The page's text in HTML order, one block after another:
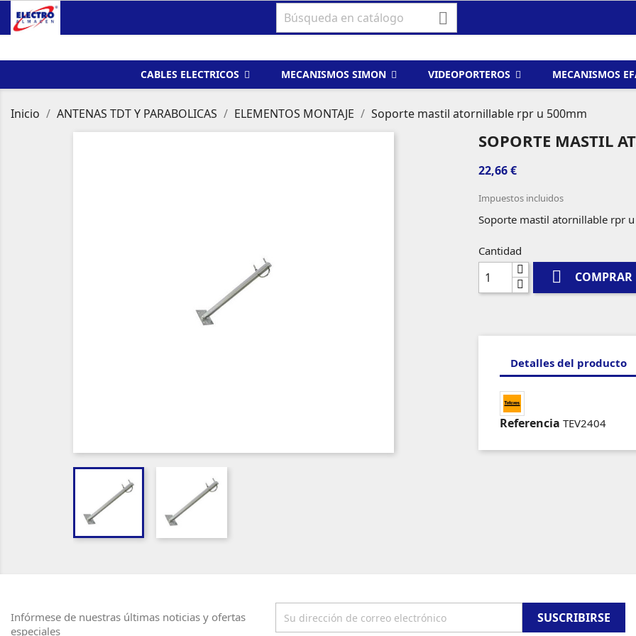

CABLES ELECTRICOS MECANISMOS SIMON VIDEOPORTEROS MECANISMOS
Inicio ANTENAS TDT Y PARABOLICAS ELEMENTOS MONTAJE Soporte mastil atornillable rpr u 500mm
SOPORTE MASTIL
22,66 €
Impuestos incluidos
Soporte mastil atornillable rpr
Cantidad
 COMPRAR
Detalles del producto
Referencia TEV2404
Infórmese de nuestras últimas noticias y ofertas
especiales